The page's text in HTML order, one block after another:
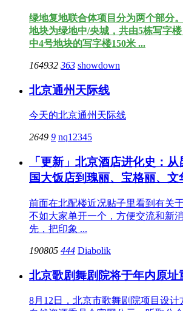
绿地复地联合体项目分为两个部分
地块为绿地中/央城，共由5栋写字
中4号地块的写字楼150米 ...
164932 363 showdown
北京通州天际线
今天的北京通州天际线
2649 9 nq12345
「更新」北京酒店进化史：
国大饭店到瑰丽、宝格丽、文
前面在北配楼近况贴子里看到有关
不如大家单开一个，方便交流和新
先，把印象 ...
190805 444 Diabolik
北京歌剧舞剧院将于年内原址
8月12日，北京市歌舞剧院项目设